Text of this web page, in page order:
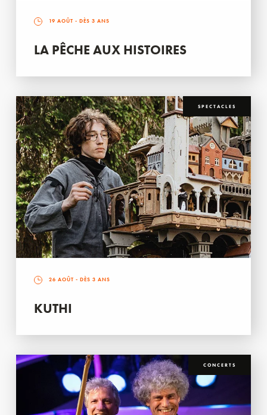
19 AOÛT - DÈS 3 ANS
LA PÊCHE AUX HISTOIRES
SPECTACLES
26 AOÛT - DÈS 3 ANS
KUTHI
CONCERTS